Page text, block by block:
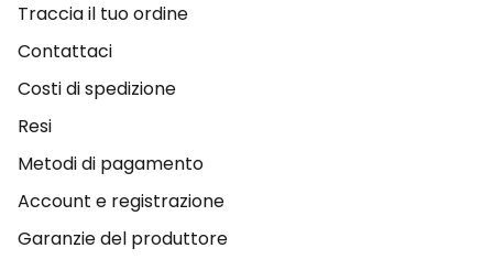
Traccia il tuo ordine
Contattaci
Costi di spedizione
Resi
Metodi di pagamento
Account e registrazione
Garanzie del produttore